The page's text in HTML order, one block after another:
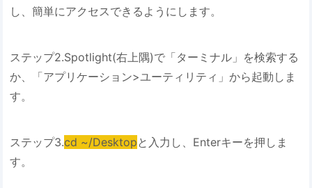
し、簡単にアクセスできるようにします。
ステップ2.Spotlight(右上隅)で「ターミナル」を検索する
か、「アプリケーション>ユーティリティ」から起動しま
す。
ステップ3.cd ~/Desktopと入力し、Enterキーを押しま
す。